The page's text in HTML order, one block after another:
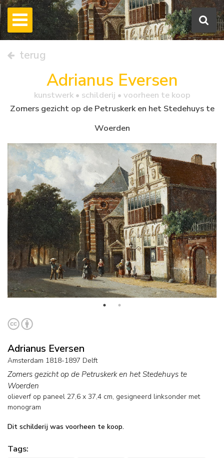
terug
Adrianus Eversen
kunstwerk • schilderij • voorheen te koop
Zomers gezicht op de Petruskerk en het Stedehuys te
Woerden
Adrianus Eversen
Amsterdam 1818-1897 Delft
Zomers gezicht op de Petruskerk en het Stedehuys te
Woerden
olieverf op paneel 27,6 x 37,4 cm, gesigneerd linksonder met
monogram
Dit schilderij was voorheen te koop.
Tags: